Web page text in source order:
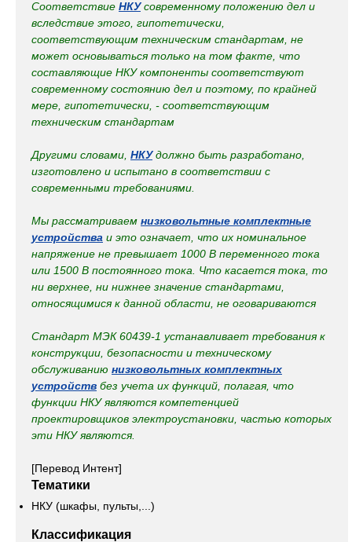
Соответствие НКУсовременному положению дел и
вследствие этого, гипотетически,
соответствующим техническим стандартам, не
может основываться только на том факте, что
составляющие НКУ компоненты соответствуют
современному состоянию дел и поэтому, по крайней
мере, гипотетически, - соответствующим
техническим стандартам
Другими словами, НКУдолжно быть разработано,
изготовлено и испытано в соответствии с
современными требованиями.
Мы рассматриваем низковольтные комплектные
устройства и это означает, что их номинальное
напряжение не превышает 1000 В переменного тока
или 1500 В постоянного тока. Что касается тока, то
ни верхнее, ни нижнее значение стандартами,
относящимися к данной области, не оговариваются
Стандарт МЭК 60439-1 устанавливает требования к
конструкции, безопасности и техническому
обслуживанию низковольтных комплектных
устройств без учета их функций, полагая, что
функции НКУ являются компетенцией
проектировщиков электроустановки, частью которых
эти НКУ являются.
[Перевод Интент]
Тематики
НКУ (шкафы, пульты,...)
Классификация